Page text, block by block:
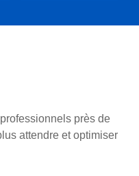
près de
attendre et optimiser